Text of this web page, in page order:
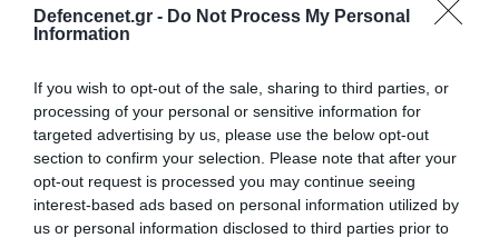
Defencenet.gr - Do Not Process My Personal
Information
If you wish to opt-out of the sale, sharing to third parties, or
processing of your personal or sensitive information for
targeted advertising by us, please use the below opt-out
section to confirm your selection. Please note that after your
opt-out request is processed you may continue seeing
interest-based ads based on personal information utilized by
us or personal information disclosed to third parties prior to
07.08.2026 | 19:02